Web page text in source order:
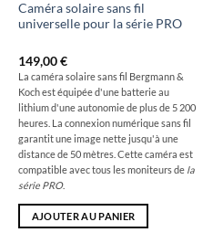
Caméra solaire sans fil
universelle pour la série PRO
149,00€
La caméra solaire sans fil Bergmann &
Koch est équipée d'une batterie au
lithium d'une autonomie de plus de 5 200
heures. La connexion numérique sans fil
garantit une image nette jusqu'à une
distance de 50 mètres. Cette caméra est
compatible avec tous les moniteurs de la
série PRO.
AJOUTER AU PANIER